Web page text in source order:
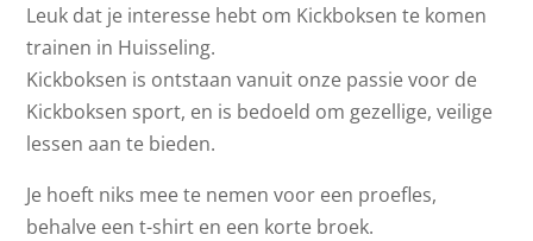
Leuk dat je interesse hebt om Kickboksen te komen
trainen in Huisseling.
Kickboksen is ontstaan vanuit onze passie voor de
Kickboksen sport, en is bedoeld om gezellige, veilige
lessen aan te bieden.
Je hoeft niks mee te nemen voor een proefles,
behalve een t-shirt en een korte broek.